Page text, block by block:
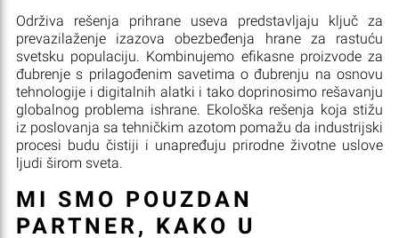
Održiva rešenja prihrane useva predstavljaju ključ za
prevazilaženje izazova obezbeđenja hrane za rastuću
svetsku populaciju. Kombinujemo efikasne proizvode za
đubrenje s prilagođenim savetima o đubrenju na osnovu
tehnologije i digitalnih alatki i tako doprinosimo rešavanju
globalnog problema ishrane. Ekološka rešenja koja stižu
iz poslovanja sa tehničkim azotom pomažu da industrijski
procesi budu čistiji i unapređuju prirodne životne uslove
ljudi širom sveta.
MI SMO POUZDAN
PARTNER, KAKO U